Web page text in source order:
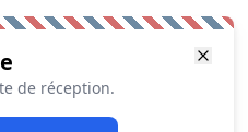
de réception.